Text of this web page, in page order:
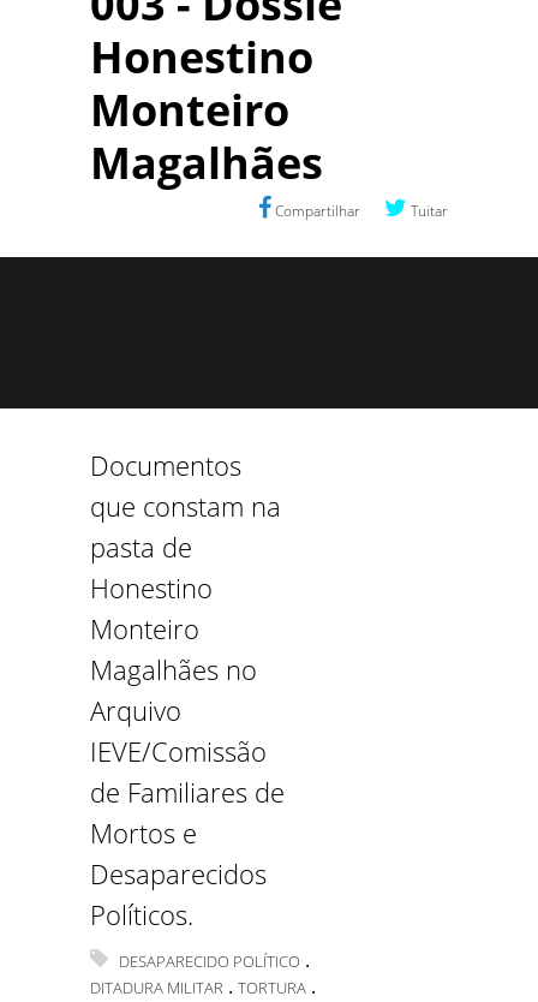
Honestino
Monteiro
Magalhães
Compartilhar Tuitar
Documentos
que constam na
pasta de
Honestino
Monteiro
Magalhães no
Arquivo
IEVE/Comissão
de Familiares de
Mortos e
Desaparecidos
Políticos.
DESAPARECIDO POLÍTICO .
DITADURA MILITAR . TORTURA .